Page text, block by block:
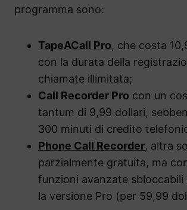
programma sono:
TapeACall Pro, che costa
con la durata della
chiamate illimitata;
Call Recorder Pro con un
tantum di 9,99 dollari,
300 minuti di credito
Phone Call Recorder, altra
parzialmente gratuita, ma
funzioni avanzate sbloccabili
la versione Pro (per 59,99